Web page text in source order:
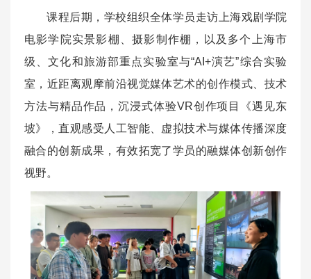
课程后期，学校组织全体学员走访上海戏剧学院
电影学院实景影棚、摄影制作棚，以及多个上海市
级、文化和旅游部重点实验室与“AI+演艺”综合实验
室，近距离观摩前沿视觉媒体艺术的创作模式、技术
方法与精品作品，沉浸式体验VR创作项目《遇见东
坡》，直观感受人工智能、虚拟技术与媒体传播深度
融合的创新成果，有效拓宽了学员的融媒体创新创作
视野。